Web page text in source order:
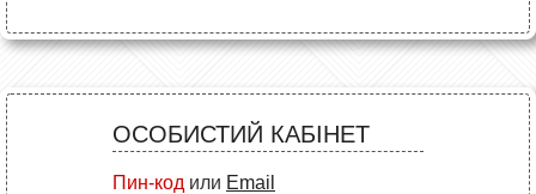
ОСОБИСТИЙ КАБІНЕТ
Пин-код или Email